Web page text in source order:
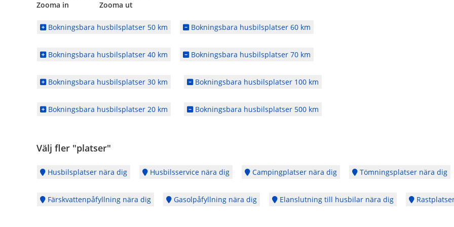
Zooma in Zooma ut
Bokningsbara husbilsplatser 50 km Bokningsbara husbilsplatser 60 km
Bokningsbara husbilsplatser 40 km Bokningsbara husbilsplatser 70 km
Bokningsbara husbilsplatser 30 km Bokningsbara husbilsplatser 100 km
Bokningsbara husbilsplatser 20 km Bokningsbara husbilsplatser 500 km
Välj fler "platser"
Husbilsplatser nära dig Husbilsservice nära dig Campingplatser nära dig Tömningsplatser nära dig
Färskvattenpåfyllning nära dig Gasolpåfyllning nära dig Elanslutning till husbilar nära dig